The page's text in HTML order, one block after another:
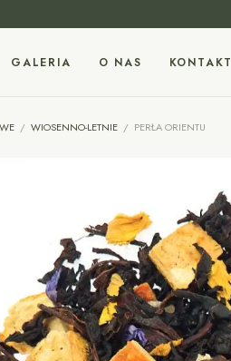
GALERIA O NAS KONTAKT
/ WIOSENNO-LETNIE / PERŁA ORIENTU